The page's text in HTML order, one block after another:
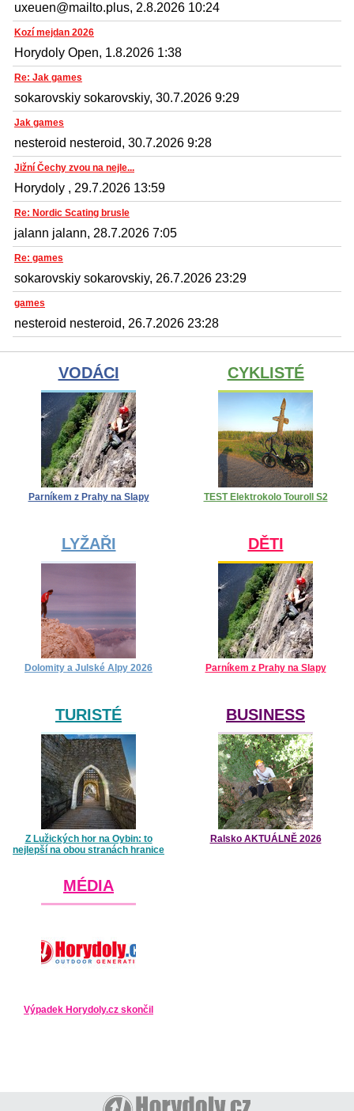
uxeuen@mailto.plus, 2.8.2026 10:24
Kozí mejdan 2026
Horydoly Open, 1.8.2026 1:38
Re: Jak games
sokarovskiy sokarovskiy, 30.7.2026 9:29
Jak games
nesteroid nesteroid, 30.7.2026 9:28
Jižní Čechy zvou na nejle...
Horydoly , 29.7.2026 13:59
Re: Nordic Scating brusle
jalann jalann, 28.7.2026 7:05
Re: games
sokarovskiy sokarovskiy, 26.7.2026 23:29
games
nesteroid nesteroid, 26.7.2026 23:28
VODÁCI
Parníkem z Prahy na Slapy
CYKLISTÉ
TEST Elektrokolo Touroll S2
LYŽAŘI
Dolomity a Julské Alpy 2026
DĚTI
Parníkem z Prahy na Slapy
TURISTÉ
Z Lužických hor na Oybin: to
nejlepší na obou stranách hranice
BUSINESS
Ralsko AKTUÁLNĚ 2026
MÉDIA
Výpadek Horydoly.cz skončil